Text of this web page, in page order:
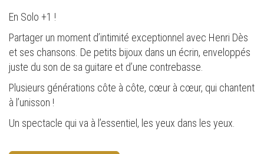
En Solo +1 !
Partager un moment d’intimité exceptionnel avec Henri Dès
et ses chansons. De petits bijoux dans un écrin, enveloppés
juste du son de sa guitare et d’une contrebasse.
Plusieurs générations côte à côte, cœur à cœur, qui chantent
à l’unisson !
Un spectacle qui va à l’essentiel, les yeux dans les yeux.